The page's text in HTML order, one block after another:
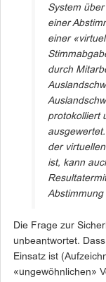
System
einer
einer
durch
protokolliert
der
ist, kann
Abstimmung
Die Frage zur
unbeantwortet.
Einsatz ist
«ungewöhnlichen»